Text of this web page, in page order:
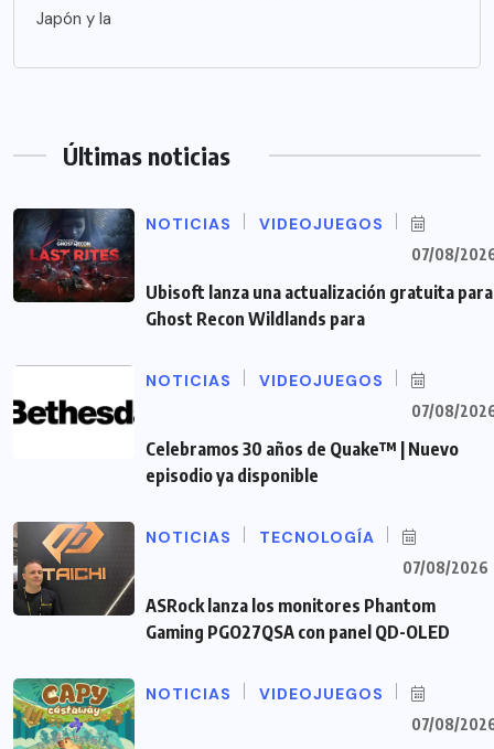
Japón y la
Últimas noticias
NOTICIAS VIDEOJUEGOS
07/08/
Ubisoft lanza una actualización gratuita para
Ghost Recon Wildlands para
NOTICIAS VIDEOJUEGOS
07/08/
Celebramos 30 años de Quake™ | Nuevo
episodio ya disponible
NOTICIAS TECNOLOGÍA
07/08/2026
ASRock lanza los monitores Phantom
Gaming PGO27QSA con panel QD-OLED
NOTICIAS VIDEOJUEGOS
07/08/